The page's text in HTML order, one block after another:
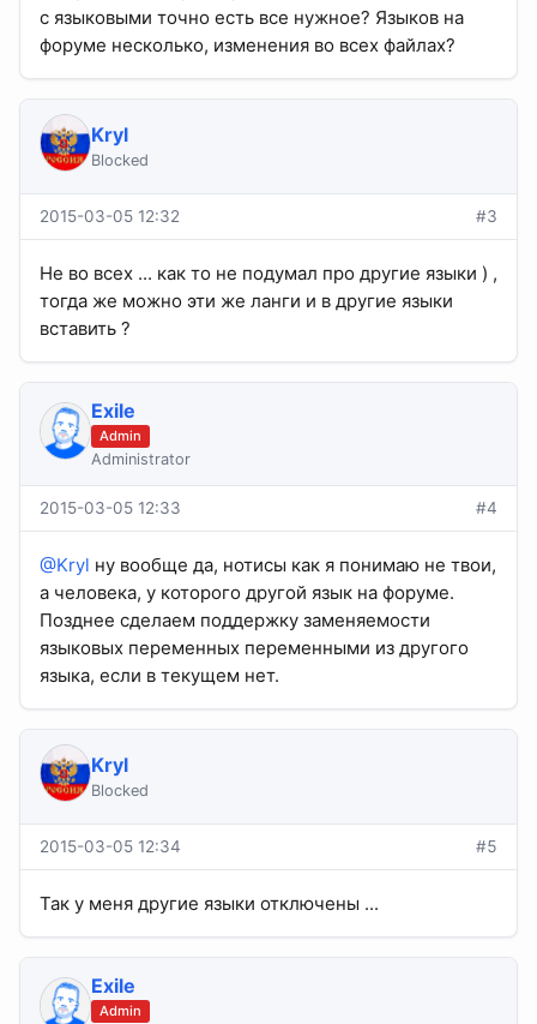
с языковыми точно есть все нужное? Языков на
форуме несколько, изменения во всех файлах?
Kryl
Blocked
2015-03-05 12:32 #3
Не во всех ... как то не подумал про другие языки ) ,
тогда же можно эти же ланги и в другие языки
вставить ?
Exile
Admin
Administrator
2015-03-05 12:33 #4
@Kryl ну вообще да, нотисы как я понимаю не твои,
а человека, у которого другой язык на форуме.
Позднее сделаем поддержку заменяемости
языковых переменных переменными из другого
языка, если в текущем нет.
Kryl
Blocked
2015-03-05 12:34 #5
Так у меня другие языки отключены ...
Exile
Admin